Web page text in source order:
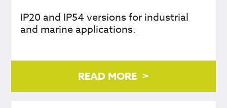
IP20 and IP54 versions for industrial
and marine applications.
READ MORE